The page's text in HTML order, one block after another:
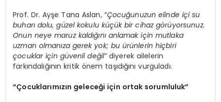
Prof. Dr. Ayşe Tana Aslan, “Çocuğunuzun elinde içi su
buharı dolu, güzel kokulu küçük bir cihaz görüyorsunuz.
Onun neye maruz kaldığını anlamak için mutlaka
uzman olmanıza gerek yok; bu ürünlerin hiçbiri
çocuklar için güvenli değil”diyerek ailelerin
farkındalığının kritik önem taşıdığını vurguladı.
“Çocuklarımızın geleceği için ortak sorumluluk”